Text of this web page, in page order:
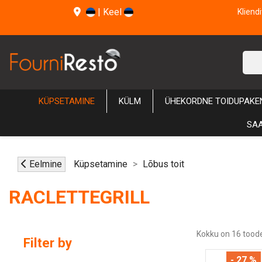
| Keel
KÜPSETAMINE KÜLM ÜHEKORDNE
Eelmine Küpsetamine Lõbus toit
RACLETTEGRILL
Filter by
Kokku on 16